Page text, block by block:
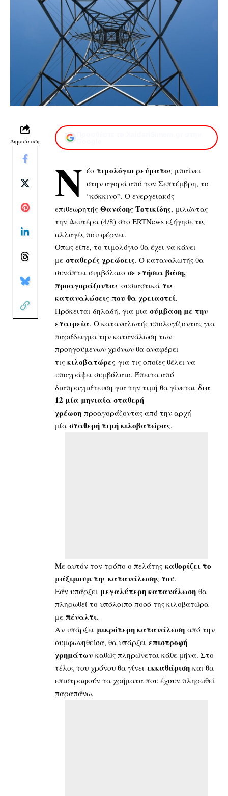
Δημοσίευση
Ν έο τιμολόγιο ρεύματος μπαίνει
στην αγορά από τον Σεπτέμβρη, το
“κόκκινο”. Ο ενεργειακός
επιθεωρητής Θανάσης Τοτικίδης, μιλώντας
την Δευτέρα (4/8) στο ERTNews εξήγησε τις
αλλαγές που φέρνει.
Όπως είπε, το τιμολόγιο θα έχει να κάνει
με σταθερές χρεώσεις. Ο καταναλωτής θα
συνάπτει συμβόλαιο σε ετήσια βάση,
προαγοράζοντας ουσιαστικά τις
καταναλώσεις που θα χρειαστεί.
Πρόκειται δηλαδή, για μια σύμβαση με την
εταιρεία. Ο καταναλωτής υπολογίζοντας για
παράδειγμα την κατανάλωση των
προηγούμενων χρόνων θα αναφέρει
τις κιλοβατώρες για τις οποίες θέλει να
υπογράψει συμβόλαιο. Έπειτα από
διαπραγμάτευση για την τιμή θα γίνεται δια
12 μία μηνιαία σταθερή
χρέωση προαγοράζοντας από την αρχή
μία σταθερή τιμή κιλοβατώρας.
Με αυτόν τον τρόπο ο πελάτης καθορίζει το
μάξιμουμ της κατανάλωσης του.
Εάν υπάρξει μεγαλύτερη κατανάλωση θα
πληρωθεί το υπόλοιπο ποσό της κιλοβατώρα
με πέναλτι.
Αν υπάρξει μικρότερη κατανάλωση από την
συμφωνηθείσα, θα υπάρξει επιστροφή
χρημάτων καθώς πληρώνεται κάθε μήνα. Στο
τέλος του χρόνου θα γίνει εκκαθάριση και θα
επιστραφούν τα χρήματα που έχουν πληρωθεί
παραπάνω.